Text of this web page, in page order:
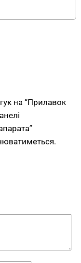
документи,
Це
касового
термінал,
на “Прилавок